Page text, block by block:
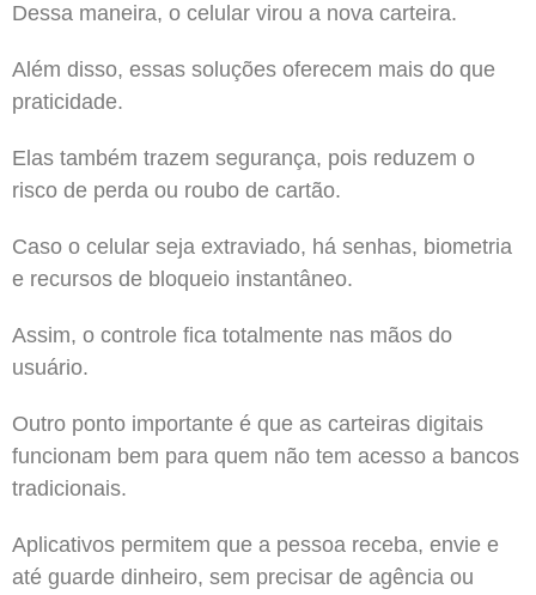
Dessa maneira, o celular virou a nova carteira.
Além disso, essas soluções oferecem mais do que
praticidade.
Elas também trazem segurança, pois reduzem o
risco de perda ou roubo de cartão.
Caso o celular seja extraviado, há senhas, biometria
e recursos de bloqueio instantâneo.
Assim, o controle fica totalmente nas mãos do
usuário.
Outro ponto importante é que as carteiras digitais
funcionam bem para quem não tem acesso a bancos
tradicionais.
Aplicativos permitem que a pessoa receba, envie e
até guarde dinheiro, sem precisar de agência ou